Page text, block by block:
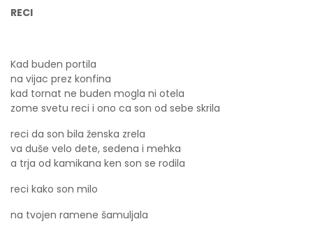
RECI
Kad buden portila
na vijac prez konfina
kad tornat ne buden mogla ni otela
zome svetu reci i ono ca son od sebe skrila
reci da son bila ženska zrela
va duše velo dete, sedena i mehka
a trja od kamikana ken son se rodila
reci kako son milo
na tvojen ramene šamuljala